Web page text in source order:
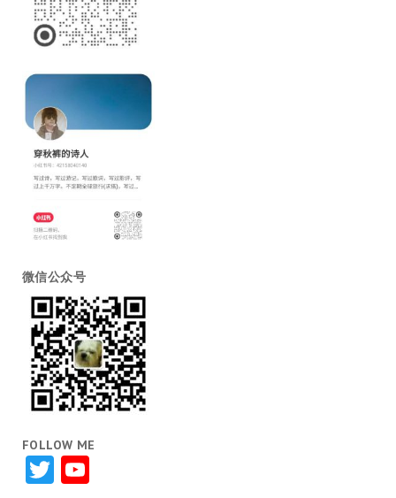
微信公众号
FOLLOW ME
TwitterYouTube